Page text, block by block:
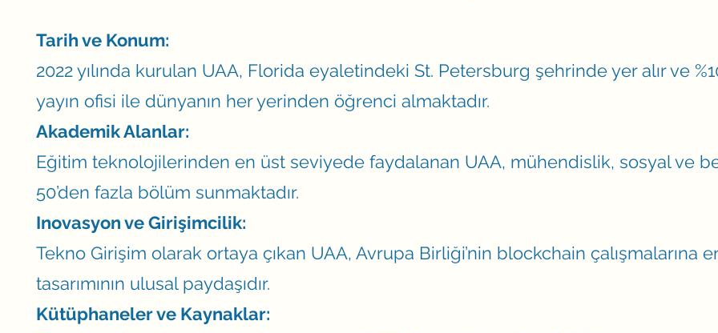
Tarih ve Konum:
2022 yılında kurulan UAA, Florida eyaletindeki St. Petersburg şehrinde yer alır ve
yayın ofisi ile dünyanın her yerinden öğrenci almaktadır.
Akademik Alanlar:
Eğitim teknolojilerinden en üst seviyede faydalanan UAA, mühendislik, sosyal ve
50’den fazla bölüm sunmaktadır.
Inovasyon ve Girişimcilik:
Tekno Girişim olarak ortaya çıkan UAA, Avrupa Birliği’nin blockchain çalışmalarına
tasarımının ulusal paydaşıdır.
Kütüphaneler ve Kaynaklar: